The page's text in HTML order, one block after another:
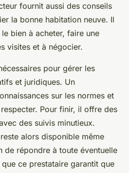
fournit aussi des conseils
la bonne habitation neuve. Il
bien à acheter, faire une
visites et à négocier.
pour gérer les
et juridiques. Un
sur les normes et
Pour finir, il offre des
des suivis minutieux.
alors disponible même
de répondre à toute éventuelle
ce prestataire garantit que